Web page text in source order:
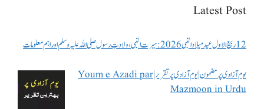
Latest Post
12 ربیع الاول عید میلاد النبی 2026: سیرت النبی، ولادتِ رسول صلی اللہ علیہ وسلم اور اہم معلومات
یوم آزادی پر مضمون | یوم آزادی پر تقریر | Youm e Azadi par
Mazmoon in Urdu